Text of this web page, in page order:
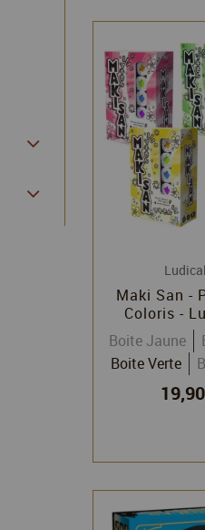
Maki San -
Coloris -
Boite Jaune
Boite Verte